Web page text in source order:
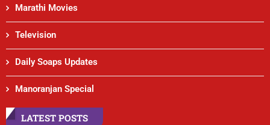
Marathi Movies
Television
Daily Soaps Updates
Manoranjan Special
LATEST POSTS